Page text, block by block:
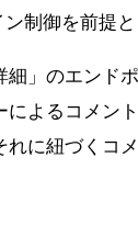
制御を前提と
細」のエンド
によるコメン
れに紐づくコ